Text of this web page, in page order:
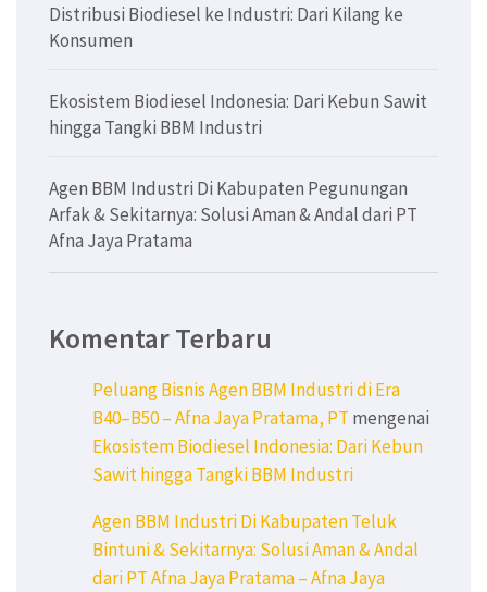
Distribusi Biodiesel ke Industri: Dari Kilang ke
Konsumen
Ekosistem Biodiesel Indonesia: Dari Kebun Sawit
hingga Tangki BBM Industri
Agen BBM Industri Di Kabupaten Pegunungan
Arfak & Sekitarnya: Solusi Aman & Andal dari PT
Afna Jaya Pratama
Komentar Terbaru
Peluang Bisnis Agen BBM Industri di Era
B40–B50 – Afna Jaya Pratama, PT mengenai
Ekosistem Biodiesel Indonesia: Dari Kebun
Sawit hingga Tangki BBM Industri
Agen BBM Industri Di Kabupaten Teluk
Bintuni & Sekitarnya: Solusi Aman & Andal
dari PT Afna Jaya Pratama – Afna Jaya